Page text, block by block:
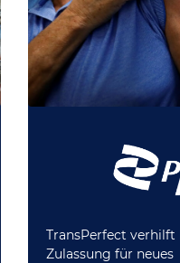
TransPerfect verhilft
Zulassung für neues